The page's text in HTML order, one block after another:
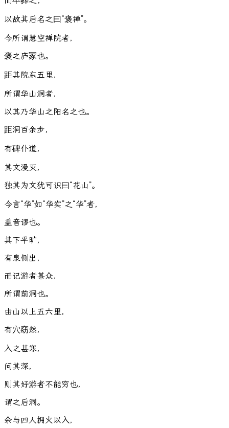
以故其后名之曰“褒禅”。
今所谓慧空禅院者，
褒之庐冢也。
距其院东五 里，
所谓华山洞者，
以其乃华山之阳名之也。
距洞百余步，
有碑仆道，
其文漫灭，
独其为文犹可识曰“花山”。
今言“华”如“华实”之“华”者，
盖音谬也。
其下平旷，
有泉侧出 ，
而记游者甚众，
所谓前洞也。
由山以上五六 里，
有穴窈然，
入之甚寒，
问其深，
则其好游者不能穷也，
谓之后洞。
余与四人拥 火以入，